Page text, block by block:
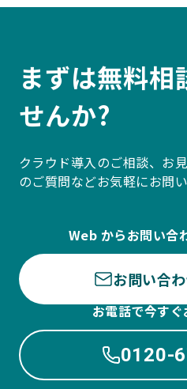
まずは無料相
せんか?
クラウド導入のご相談、お
のご質問などお気軽にお問
Web からお問い
お問い合
お電話で今す
0120-